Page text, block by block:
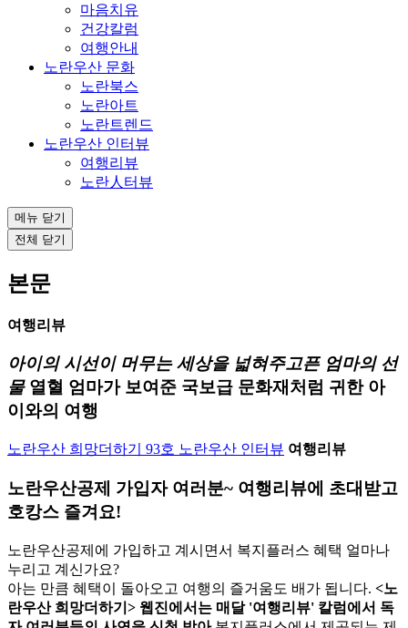
마음치유
건강칼럼
여행안내
노란우산 문화
노란북스
노란아트
노란트렌드
노란우산 인터뷰
여행리뷰
노란人터뷰
메뉴 닫기
전체 닫기
본문
여행리뷰
아이의 시선이 머무는 세상을 넓혀주고픈 엄마의 선
물열혈 엄마가 보여준 국보급 문화재처럼 귀한 아
이와의 여행
노란우산 희망더하기 93호 노란우산 인터뷰 여행리뷰
노란우산공제 가입자 여러분~ 여행리뷰에 초대받고
호캉스 즐겨요!
노란우산공제에 가입하고 계시면서 복지플러스 혜택 얼마나
누리고 계신가요?
아는 만큼 혜택이 돌아오고 여행의 즐거움도 배가 됩니다. <노
란우산 희망더하기> 웹진에서는 매달 '여행리뷰' 칼럼에서 독